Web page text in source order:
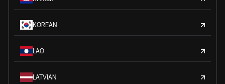
KOREAN
LAO
LATVIAN